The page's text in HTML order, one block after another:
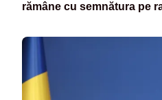
rămâne cu semnătura pe